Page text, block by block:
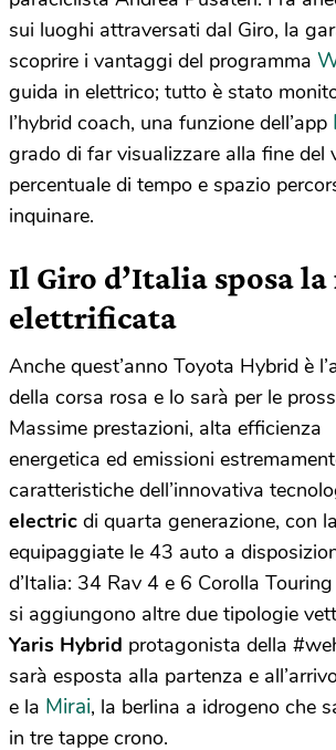
sui luoghi attraversati dal Giro, la
scoprire i vantaggi del programma
guida in elettrico; tutto è stato
l’hybrid coach, una funzione dell’app
grado di far visualizzare alla fine del
percentuale di tempo e spazio
inquinare.
Il Giro d’Italia sposa
elettrificata
Anche quest’anno Toyota Hybrid è
della corsa rosa e lo sarà per le
Massime prestazioni, alta efficienza
energetica ed emissioni
caratteristiche dell’innovativa
electric di quarta generazione, con
equipaggiate le 43 auto a
d’Italia: 34 Rav 4 e 6 Corolla
si aggiungono altre due tipologie
Yaris Hybrid protagonista della
sarà esposta alla partenza e
e la Mirai, la berlina a idrogeno che
in tre tappe crono.